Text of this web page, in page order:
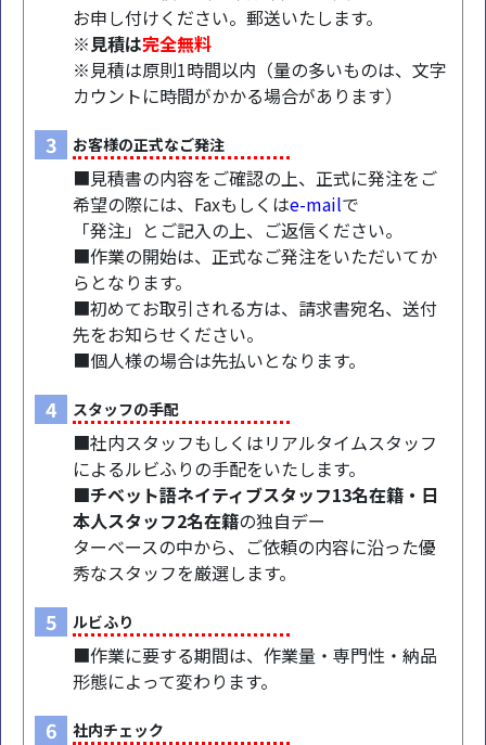
お申し付けください。郵送いたします。
※見積は完全無料
※見積は原則1時間以内（量の多いものは、文字
カウントに時間がかかる場合があります）
3 お客様の正式なご発注
■見積書の内容をご確認の上、正式に発注をご
希望の際には、Faxもしくはe-mailで
「発注」とご記入の上、ご返信ください。
■作業の開始は、正式なご発注をいただいてか
らとなります。
■初めてお取引される方は、請求書宛名、送付
先をお知らせください。
■個人様の場合は先払いとなります。
4 スタッフの手配
■社内スタッフもしくはリアルタイムスタッフ
によるルビふりの手配をいたします。
■チベット語ネイティブスタッフ13名在籍・日
本人スタッフ2名在籍の独自デー
ターベースの中から、ご依頼の内容に沿った優
秀なスタッフを厳選します。
5 ルビふり
■作業に要する期間は、作業量・専門性・納品
形態によって変わります。
6 社内チェック